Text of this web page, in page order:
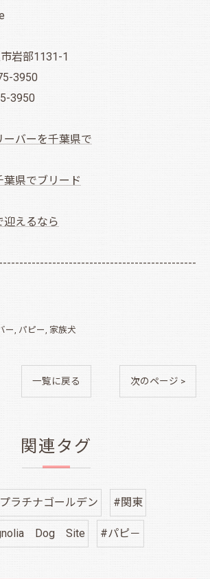
岩部1131-1
3950
3950
ーバーを千葉県で
県でブリード
えるなら
ー パピー 家族犬
一覧に戻る 次のページ >
関連タグ
ラチナゴールデン #関東
Dog Site #パピ－